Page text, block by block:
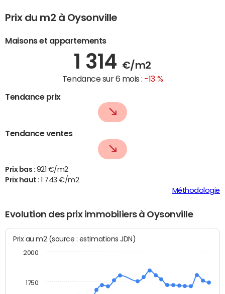
Prix du m2 à Oysonville
Maisons et appartements
1 314 €/m2
Tendance sur 6 mois : -13 %
Tendance prix
Tendance ventes
Prix bas : 921 €/m2
Prix haut :
1 743 €/m2
Méthodologie
Evolution des prix immobiliers à Oysonville
Prix au m2 (source : estimations JDN)
2000
1750